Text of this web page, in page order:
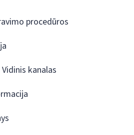
procedūros
kanalas